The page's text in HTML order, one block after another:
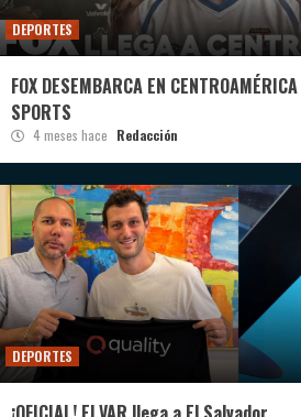
DEPORTES
FOX DESEMBARCA EN
SPORTS
4 meses hace Redacción
DEPORTES